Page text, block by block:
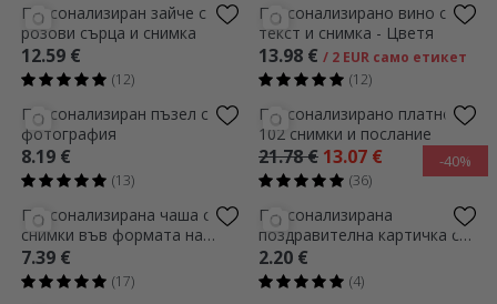
Персонализиран зайче с
розови сърца и снимка
12.59 €
(12)
Персонализирано вино с
текст и снимка - Цветя
13.98 € / 2 EUR само етикет
(12)
Персонализиран пъзел с
фотография
8.19 €
(13)
-40%
Персонализирано платно с
102 снимки и послание
21.78 € 13.07 €
(36)
Персонализирана чаша с 8
снимки във формата на
сърце
7.39 €
(17)
Персонализирана
поздравителна картичка с
фотография - Обичам те!
2.20 €
(4)